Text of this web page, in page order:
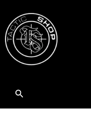
contenu
Rechercher